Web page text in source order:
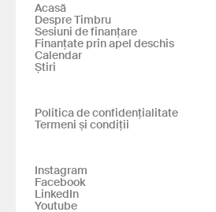
Acasă
Despre Timbru
Sesiuni de finanțare
Finanțate prin apel deschis
Calendar
Știri
Politica de confidențialitate
Termeni și condiții
Instagram
Facebook
LinkedIn
Youtube